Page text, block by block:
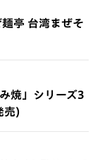
麺亭 台湾まぜそ
焼」シリーズ3
売)